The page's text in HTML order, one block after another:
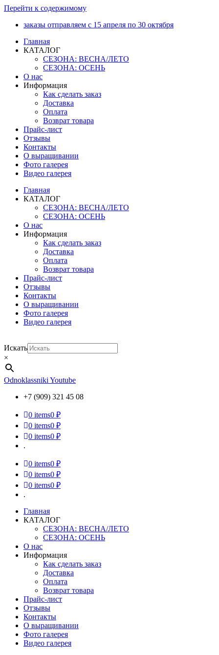
Перейти к содержимому
заказы отправляем с 15 апреля по 30 октября
Главная
КАТАЛОГ
СЕЗОНА: ВЕСНА/ЛЕТО
СЕЗОНА: ОСЕНЬ
О нас
Информация
Как сделать заказ
Доставка
Оплата
Возврат товара
Прайс-лист
Отзывы
Контакты
О выращивании
Фото галерея
Видео галерея
Главная
КАТАЛОГ
СЕЗОНА: ВЕСНА/ЛЕТО
СЕЗОНА: ОСЕНЬ
О нас
Информация
Как сделать заказ
Доставка
Оплата
Возврат товара
Прайс-лист
Отзывы
Контакты
О выращивании
Фото галерея
Видео галерея
Искать
×
Odnoklassniki Youtube
+7 (909) 321 45 08
0 items0 ₽
0 items0 ₽
0 items0 ₽
.
0 items0 ₽
0 items0 ₽
0 items0 ₽
.
Главная
КАТАЛОГ
СЕЗОНА: ВЕСНА/ЛЕТО
СЕЗОНА: ОСЕНЬ
О нас
Информация
Как сделать заказ
Доставка
Оплата
Возврат товара
Прайс-лист
Отзывы
Контакты
О выращивании
Фото галерея
Видео галерея